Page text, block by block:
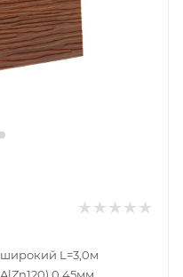
L=3,0м